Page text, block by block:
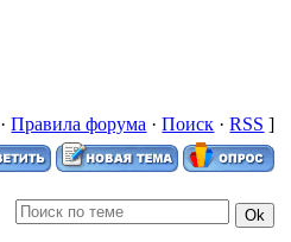
·Правила форума ·Поиск ·RSS ]